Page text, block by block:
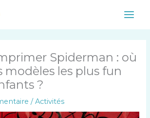
Main
Spiderman : où
modèles les plus fun
?
/Activités